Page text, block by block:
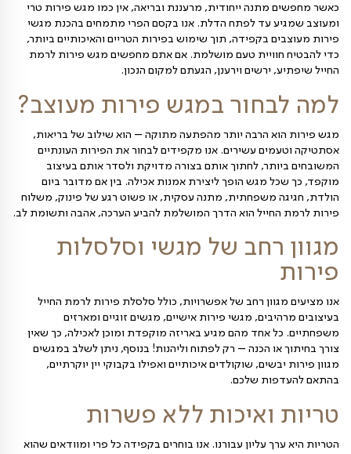
לרמת החייל
ייחודית, מרעננת ובריאה, אין כמו מגש פירות טרי
עד לפתח הדלת. אנו בקסם הפרי מתמחים בהכנת מגשי
בקפידה, תוך שימוש בפירות הטריים והאיכותיים ביותר,
טעם מושלמת. אם אתם מחפשים מגש פירות לרמת
ירשים וירענן, הגעתם למקום הנכון
במגש פירות מעוצב?
הרבה יותר מהפתעה מתוקה – הוא שילוב של בריאות,
עשירים. אנו מקפידים לבחור את הפירות העונתיים
לחתוך אותם בצורה מדויקת ולסדר אותם בעיצוב
מגש הופך ליצירת אמנות אכילה. בין אם מדובר ביום
משפחתית, מתנה עסקית, או פשוט רגע של פינוק, משלוח
הוא הדרך המושלמת להביע הערכה, אהבה ותשומת לב
של מגשי וסלסלות